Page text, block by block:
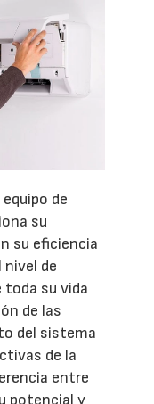
de
su
su eficiencia
nivel de
su vida
de las
del sistema
de la
entre
potencial y